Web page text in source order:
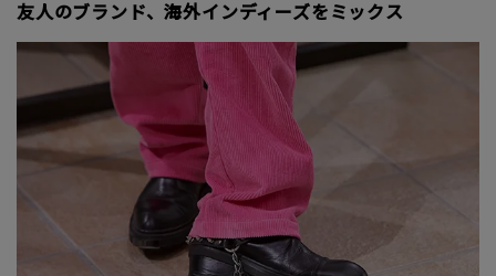
友人のブランド、海外インディーズをミックス